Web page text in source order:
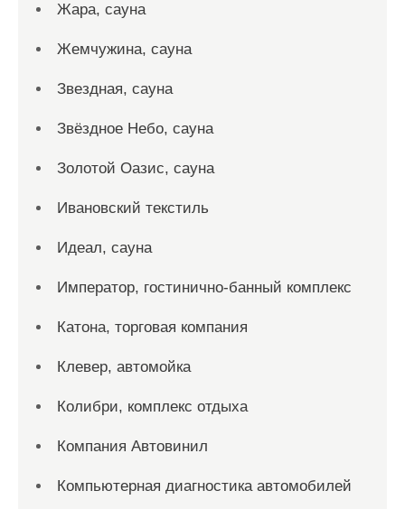
Жара, сауна
Жемчужина, сауна
Звездная, сауна
Звёздное Небо, сауна
Золотой Оазис, сауна
Ивановский текстиль
Идеал, сауна
Император, гостинично-банный комплекс
Катона, торговая компания
Клевер, автомойка
Колибри, комплекс отдыха
Компания Автовинил
Компьютерная диагностика автомобилей